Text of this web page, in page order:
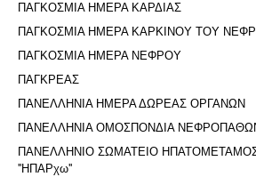
ΠΑΓΚΟΣΜΙΑ ΗΜΕΡΑ ΚΑΡΔΙΑΣ
ΠΑΓΚΟΣΜΙΑ ΗΜΕΡΑ ΚΑΡΚΙΝΟΥ ΤΟΥ
ΠΑΓΚΟΣΜΙΑ ΗΜΕΡΑ ΝΕΦΡΟΥ
ΠΑΓΚΡΕΑΣ
ΠΑΝΕΛΛΗΝΙΑ ΗΜΕΡΑ ΔΩΡΕΑΣ ΟΡΓΑΝΩΝ
ΠΑΝΕΛΛΗΝΙΑ ΟΜΟΣΠΟΝΔΙΑ
ΠΑΝΕΛΛΗΝΙΟ ΣΩΜΑΤΕΙΟ
''ΗΠΑΡχω''